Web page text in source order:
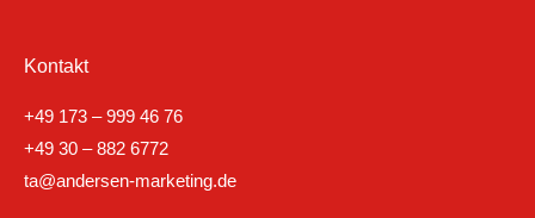
Kontakt
+49 173 – 999 46 76
+49 30 – 882 6772
ta@andersen-marketing.de